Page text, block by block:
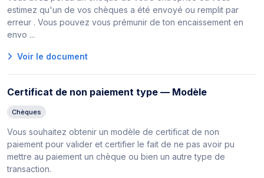
estimez qu'un de vos chèques a été envoyé ou remplit par
erreur . Vous pouvez vous prémunir de ton encaissement en
envo ...
Voir le document
Certificat de non paiement type — Modèle
Chèques
Vous souhaitez obtenir un modèle de certificat de non
paiement pour valider et certifier le fait de ne pas avoir pu
mettre au paiement un chèque ou bien un autre type de
transaction.